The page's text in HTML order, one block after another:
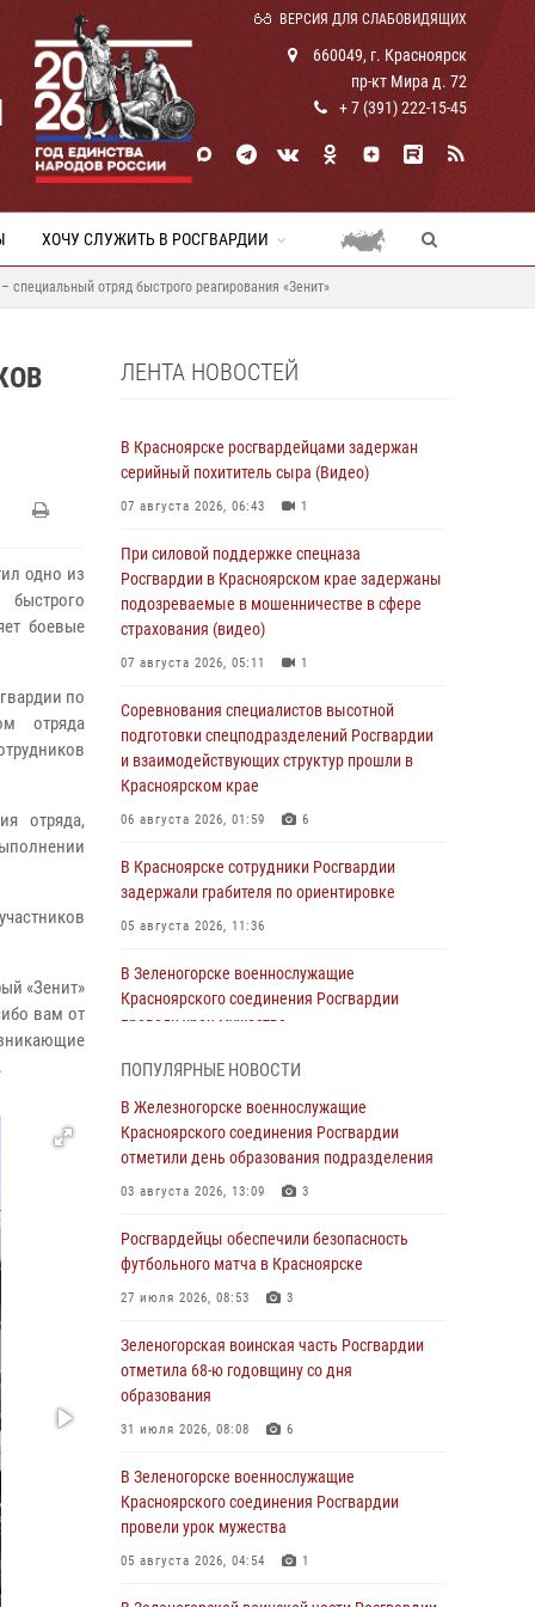
ВЕРСИЯ ДЛЯ СЛАБОВИДЯЩИХ
660049, г. Красноярск
пр-кт Мира д. 72
+ 7 (391) 222-15-45
ХОЧУ СЛУЖИТЬ В РОСГВАРДИИ
отряд быстрого реагирования «Зенит»
одно из
боевые
по
отряда
отряда,
«Зенит»
вам от
ЛЕНТА НОВОСТЕЙ
В Красноярске росгвардейцами задержан
серийный похититель сыра (Видео)
07 августа 2026, 06:43 1
При силовой поддержке спецназа
Росгвардии в Красноярском крае задержаны
подозреваемые в мошенничестве в сфере
страхования (видео)
07 августа 2026, 05:11 1
Соревнования специалистов высотной
подготовки спецподразделений Росгвардии
и взаимодействующих структур прошли в
Красноярском крае
06 августа 2026, 01:59 6
В Красноярске сотрудники Росгвардии
задержали грабителя по ориентировке
05 августа 2026, 11:36
В Зеленогорске военнослужащие
Красноярского соединения Росгвардии
провели урок мужества
В Красноярске взрывотехники
спецподразделения Росгвардии уничтожили
артиллерийский снаряд
05 августа 2026, 04:52 1
В Красноярске сотрудники
вневедомственной охраны Росгвардии
задержали подозреваемого в серии краж из
04 августа 2026, 09:57
Сотрудники Росгвардии обеспечили
общественный порядок во время
Дудинке
04 августа 2026, 08:36 1
В Красноярске сотрудники Росгвардии
супермаркета
ПОПУЛЯРНЫЕ НОВОСТИ
В Железногорске военнослужащие
Красноярского соединения Росгвардии
отметили день образования подразделения
03 августа 2026, 13:09 3
Росгвардейцы обеспечили безопасность
футбольного матча в Красноярске
27 июля 2026, 08:53 3
Зеленогорская воинская часть Росгвардии
отметила 68-ю годовщину со дня
образования
31 июля 2026, 08:08 6
В Зеленогорске военнослужащие
Красноярского соединения Росгвардии
провели урок мужества
05 августа 2026, 04:54 1